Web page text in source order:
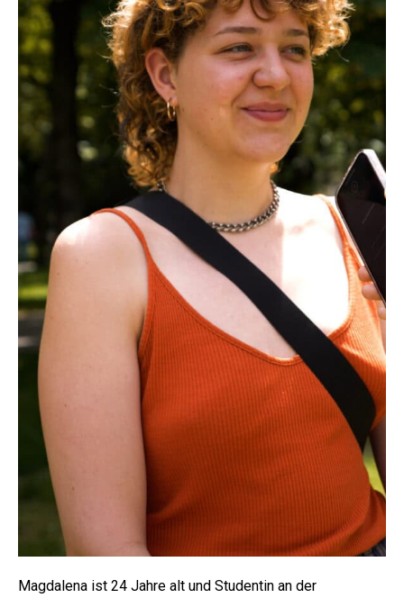
Magdalena ist 24 Jahre alt und Studentin an der